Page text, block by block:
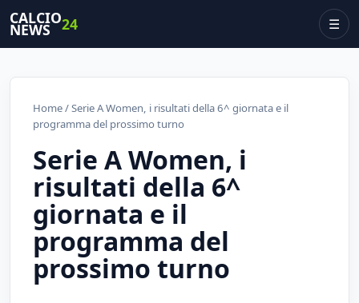
CALCIO
NEWS 24 ☰
Home/ Serie A Women, i risultati della 6^ giornata e il
programma del prossimo turno
Serie A Women, i
risultati della 6^
giornata e il
programma del
prossimo turno